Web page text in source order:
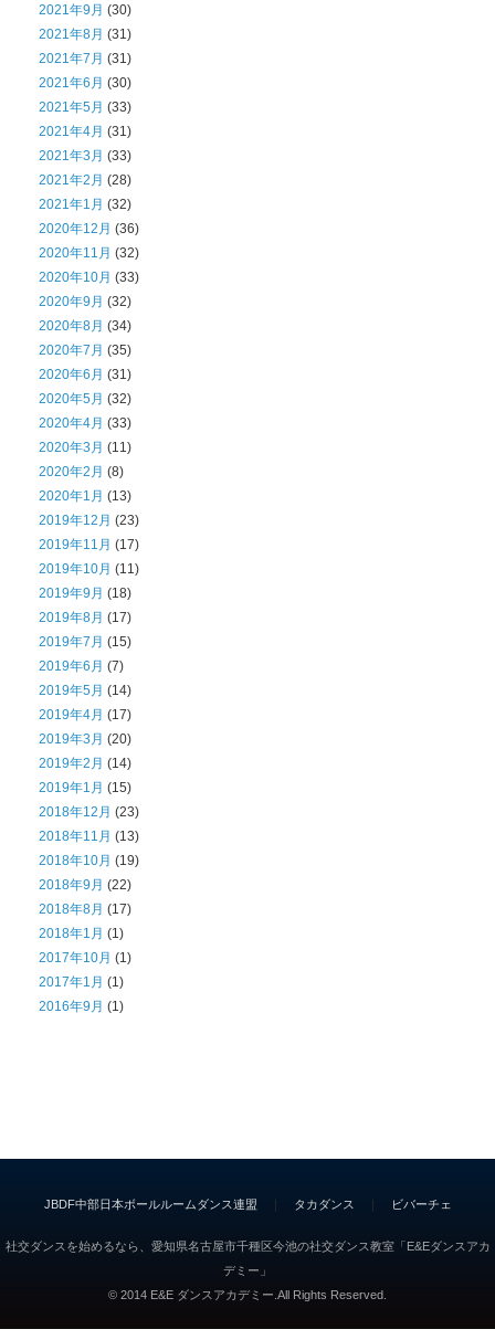
2021年9月 (30)
2021年8月 (31)
2021年7月 (31)
2021年6月 (30)
2021年5月 (33)
2021年4月 (31)
2021年3月 (33)
2021年2月 (28)
2021年1月 (32)
2020年12月 (36)
2020年11月 (32)
2020年10月 (33)
2020年9月 (32)
2020年8月 (34)
2020年7月 (35)
2020年6月 (31)
2020年5月 (32)
2020年4月 (33)
2020年3月 (11)
2020年2月 (8)
2020年1月 (13)
2019年12月 (23)
2019年11月 (17)
2019年10月 (11)
2019年9月 (18)
2019年8月 (17)
2019年7月 (15)
2019年6月 (7)
2019年5月 (14)
2019年4月 (17)
2019年3月 (20)
2019年2月 (14)
2019年1月 (15)
2018年12月 (23)
2018年11月 (13)
2018年10月 (19)
2018年9月 (22)
2018年8月 (17)
2018年1月 (1)
2017年10月 (1)
2017年1月 (1)
2016年9月 (1)
JBDF中部日本ボールルームダンス連盟 ｜ タカダンス ｜ ビバーチェ
社交ダンスを始めるなら、愛知県名古屋市千種区今池の社交ダンス教室「E&Eダンスアカ
デミー」
© 2014 E&E ダンスアカデミー.All Rights Reserved.